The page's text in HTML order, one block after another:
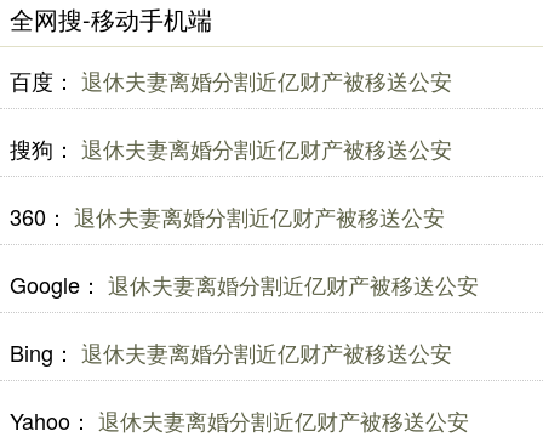
全网搜-移动手机端
百度： 退休夫妻离婚分割近亿财产被移送公安
搜狗： 退休夫妻离婚分割近亿财产被移送公安
360： 退休夫妻离婚分割近亿财产被移送公安
Google： 退休夫妻离婚分割近亿财产被移送公安
Bing： 退休夫妻离婚分割近亿财产被移送公安
Yahoo： 退休夫妻离婚分割近亿财产被移送公安